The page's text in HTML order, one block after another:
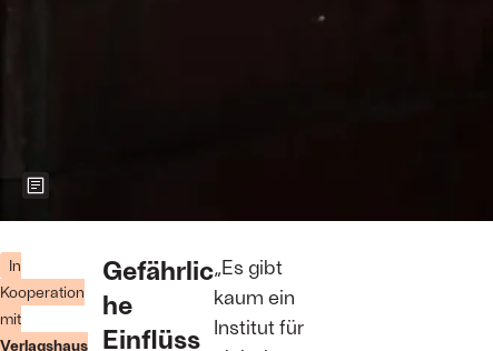
In
Kooperation
mit
Verlagshaus
Gefährlic
he
Einflüss
„Es gibt
kaum ein
Institut für
Zeigt weitere Informationen zum Bild
weltweite
Gesundheitswesen:
Microsoft-
Gründer Bill
Gates